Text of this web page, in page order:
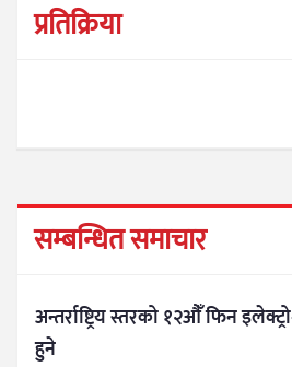
प्रतिक्रिया
सम्बन्धित समाचार
अन्तर्राष्ट्रिय स्तरको १२औँ फिन
हुने